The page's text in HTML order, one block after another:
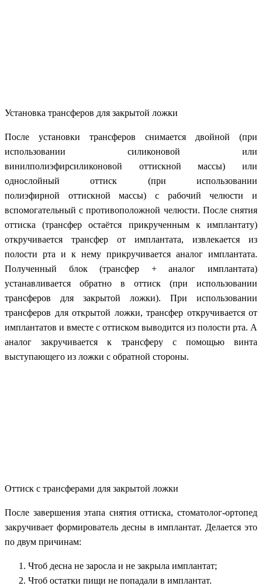
Установка трансферов для закрытой ложки
После установки трансферов снимается двойной (при
использовании силиконовой или
винилполиэфирсиликоновой оттискной массы) или
однослойный оттиск (при использовании
полиэфирной оттискной массы) с рабочий челюсти и
вспомогательный с противоположной челюсти. После снятия
оттиска (трансфер остаётся прикрученным к имплантату)
откручивается трансфер от имплантата, извлекается из
полости рта и к нему прикручивается аналог имплантата.
Полученный блок (трансфер + аналог имплантата)
устанавливается обратно в оттиск (при использовании
трансферов для закрытой ложки). При использовании
трансферов для открытой ложки, трансфер откручивается от
имплантатов и вместе с оттиском выводится из полости рта. А
аналог закручивается к трансферу с помощью винта
выступающего из ложки с обратной стороны.
Оттиск с трансферами для закрытой ложки
После завершения этапа снятия оттиска, стоматолог-ортопед
закручивает формирователь десны в имплантат. Делается это
по двум причинам:
Чтоб десна не заросла и не закрыла имплантат;
Чтоб остатки пищи не попадали в имплантат.